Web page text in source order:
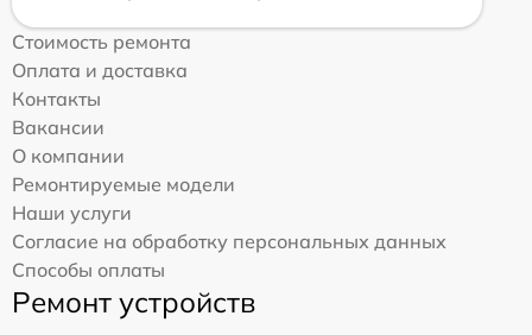
Стоимость ремонта
Оплата и доставка
Контакты
Вакансии
О компании
Ремонтируемые модели
Наши услуги
Согласие на обработку персональных данных
Способы оплаты
Ремонт устройств